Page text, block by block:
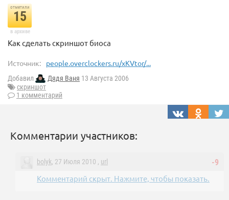
отметили
15
в архиве
Как сделать скриншот биоса
Источник: people.overclockers.ru/xKVtor/...
Добавил Дядя Ваня 13 Августа 2006
скриншот
1 комментарий
Комментарии участников:
-9
bolyk, 27 Июля 2010 , url
Комментарий скрыт. Нажмите, чтобы показать.